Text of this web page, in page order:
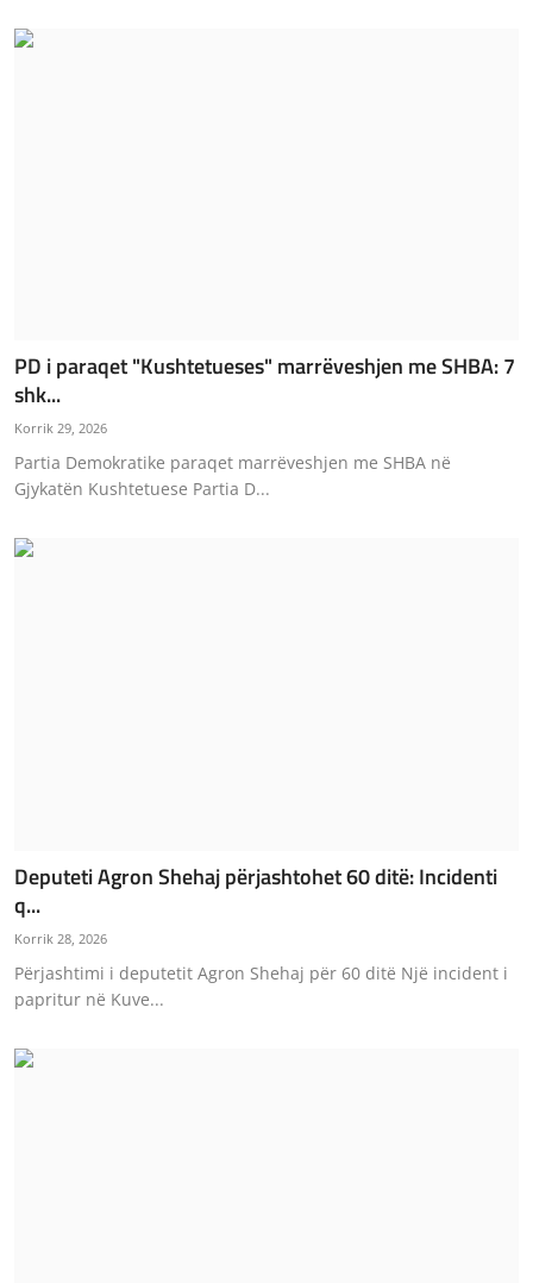
PD i paraqet "Kushtetueses" marrëveshjen me SHBA: 7
shk...
Korrik 29, 2026
Partia Demokratike paraqet marrëveshjen me SHBA në
Gjykatën Kushtetuese Partia D...
Deputeti Agron Shehaj përjashtohet 60 ditë: Incidenti
q...
Korrik 28, 2026
Përjashtimi i deputetit Agron Shehaj për 60 ditë Një incident i
papritur në Kuve...